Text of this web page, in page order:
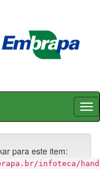
para este item:
infoteca/